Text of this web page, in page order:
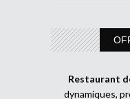
Restaurant
dynamiques,